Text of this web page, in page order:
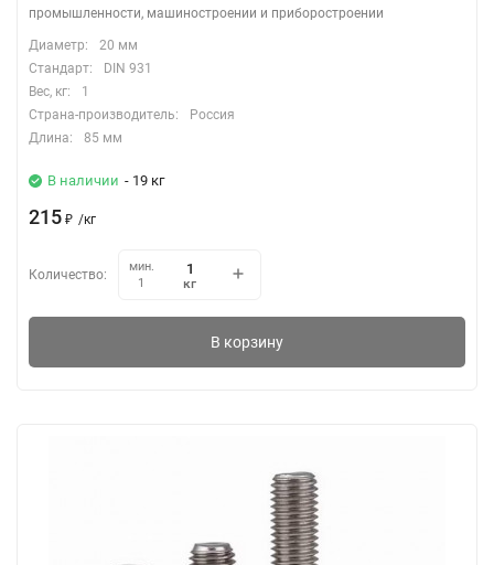
промышленности, машиностроении и приборостроении
Диаметр:
20 мм
Стандарт:
DIN 931
Вес, кг:
1
Страна-производитель:
Россия
Длина:
85 мм
В наличии - 19 кг
215 ₽ /кг
Количество:
мин.
1
кг
В корзину